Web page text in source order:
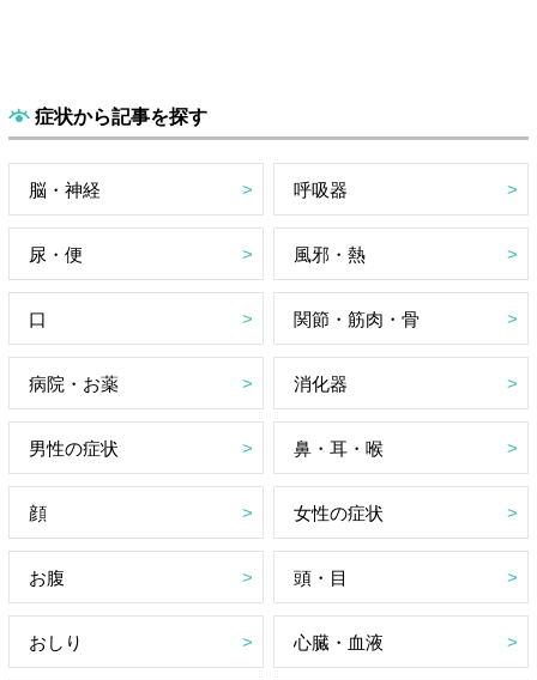
症状から記事を探す
脳・神経 呼吸器
尿・便 風邪・熱
口 関節・筋肉・骨
病院・お薬 消化器
男性の症状 鼻・耳・喉
顔 女性の症状
お腹 頭・目
おしり 心臓・血液